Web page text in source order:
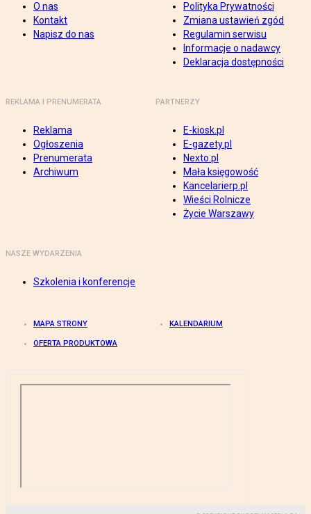
O nas
Kontakt
Napisz do nas
Polityka Prywatności
Zmiana ustawień zgód
Regulamin serwisu
Informacje o nadawcy
Deklaracja dostępności
REKLAMA I PRENUMERATA
Reklama
Ogłoszenia
Prenumerata
Archiwum
PARTNERZY
E-kiosk.pl
E-gazety.pl
Nexto.pl
Mała księgowość
Kancelarierp.pl
Wieści Rolnicze
Życie Warszawy
NASZE WYDARZENIA
Szkolenia i konferencje
MAPA STRONY KALENDARIUM
OFERTA PRODUKTOWA